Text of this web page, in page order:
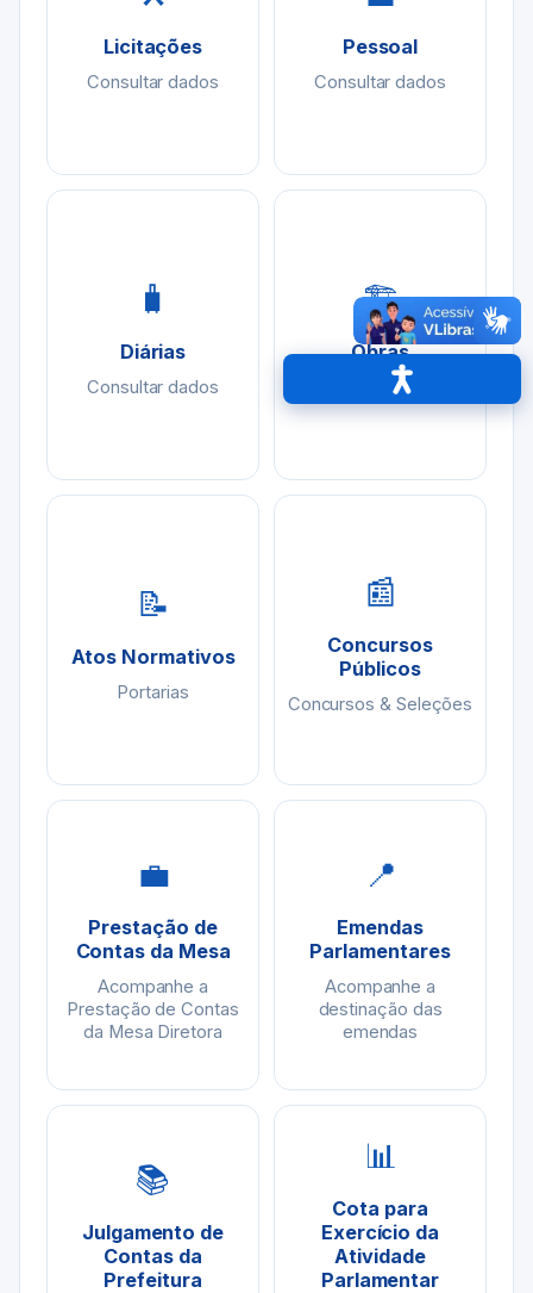
Licitações
Consultar dados
Pessoal
Consultar dados
🧳
Diárias
Consultar dados
🏗
Obras
Consultar dados
📝
Atos Normativos
Portarias
📰
Concursos
Públicos
Concursos & Seleções
💼
Prestação de
Contas da Mesa
Acompanhe a
Prestação de Contas
da Mesa Diretora
📍
Emendas
Parlamentares
Acompanhe a
destinação das
emendas
📚
Julgamento de
Contas da
Prefeitura
📊
Cota para
Exercício da
Atividade
Parlamentar
Acessibilidade